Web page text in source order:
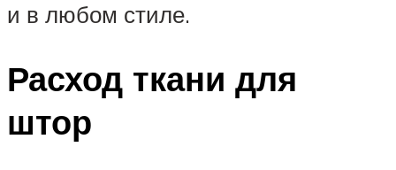
и в любом стиле.
Расход ткани для
штор